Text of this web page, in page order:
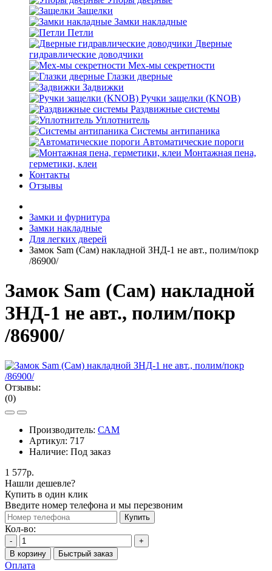
Защелки
Замки накладные
Петли
Дверные
гидравлические доводчики
Мех-мы секретности
Глазки дверные
Задвижки
Ручки защелки (KNOB)
Раздвижные системы
Уплотнитель
Системы антипаника
Автоматические пороги
Монтажная пена,
герметики, клеи
Контакты
Отзывы
Замки и фурнитура
Замки накладные
Для легких дверей
Замок Sam (Сам) накладной ЗНД-1 не авт., полим/покр
/86900/
Замок Sam (Сам) накладной
ЗНД-1 не авт., полим/покр
/86900/
Отзывы:
(0)
Производитель: САМ
Артикул: 717
Наличие: Под заказ
1 577р.
Нашли дешевле?
Купить в один клик
Введите номер телефона и мы перезвоним
Купить
Кол-во:
-
+
В корзину
Быстрый заказ
Оплата